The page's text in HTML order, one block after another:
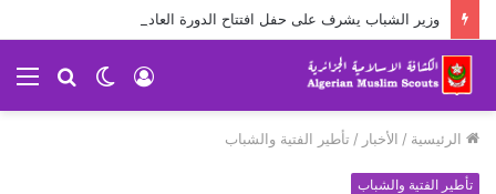
بحث
عن
الوضع
المظلم
تسجيل
الدخول
الرئيسية / الأخبار / تأطير الفتية والشباب
تأطير الفتية والشباب